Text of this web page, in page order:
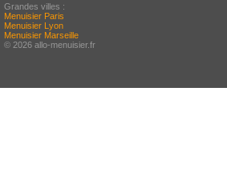
Grandes villes :
Menuisier Paris
Menuisier Lyon
Menuisier Marseille
© 2026 allo-menuisier.fr